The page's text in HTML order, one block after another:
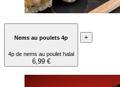
Nems au poulets 4p
4p de nems au poulet halal
6,99 €
+